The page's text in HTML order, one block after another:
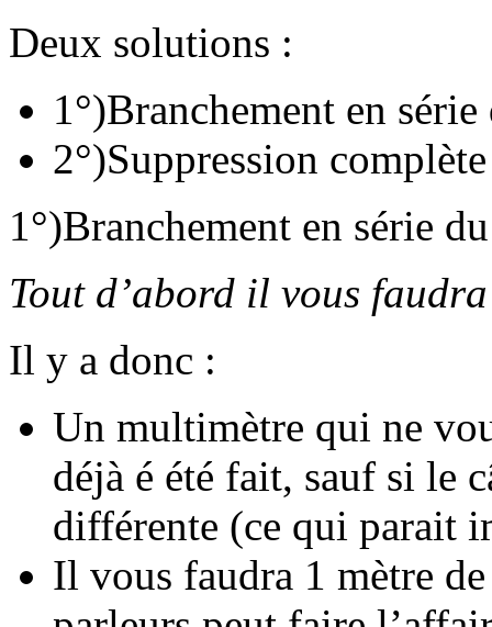
Deux solutions :
1°)Branchement en
2°)Suppression
1°)Branchement en série
Tout d’abord il vous
Il y a donc :
Un multimètre qui ne
déjà é été fait, sauf si le
différente (ce qui parait
Il vous faudra 1 mètre